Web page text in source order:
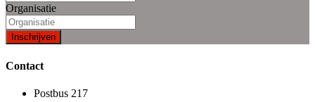
Organisatie
Contact
Postbus 217